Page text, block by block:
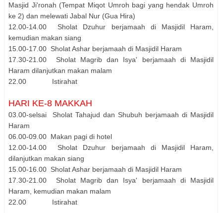
Masjid Ji'ronah (Tempat Miqot Umroh bagi yang hendak Umroh
ke 2) dan melewati Jabal Nur (Gua Hira)
12.00-14.00 Sholat Dzuhur berjamaah di Masjidil Haram,
kemudian makan siang
15.00-17.00 Sholat Ashar berjamaah di Masjidil Haram
17.30-21.00 Sholat Magrib dan Isya' berjamaah di Masjidil
Haram dilanjutkan makan malam
22.00 Istirahat
HARI KE-8 MAKKAH
03.00-selsai Sholat Tahajud dan Shubuh berjamaah di Masjidil
Haram
06.00-09.00 Makan pagi di hotel
12.00-14.00 Sholat Dzuhur berjamaah di Masjidil Haram,
dilanjutkan makan siang
15.00-16.00 Sholat Ashar berjamaah di Masjidil Haram
17.30-21.00 Sholat Magrib dan Isya' berjamaah di Masjidil
Haram, kemudian makan malam
22.00 Istirahat